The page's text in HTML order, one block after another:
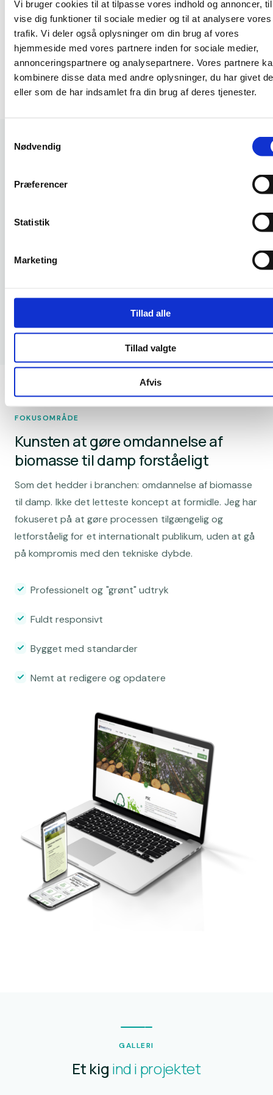
Vi bruger cookies til at tilpasse vores indhold og annoncer,
vise dig funktioner til sociale medier og til at analysere vores
trafik. Vi deler også oplysninger om din brug af vores
hjemmeside med vores partnere inden for sociale medier,
annonceringspartnere og analysepartnere. Vores partnere
kombinere disse data med andre oplysninger, du har givet
eller som de har indsamlet fra din brug af deres tjenester.
Nødvendig
Præferencer
Statistik
Marketing
Tillad alle
Tillad valgte
Afvis
der er mulighed for det."
JJ
Jeanett Aagaard Jensen
Purchasing Manager · Focus Bio Energy ApS
Læs anmeldelsen på Trustpilot
FØR
FOKUSOMRÅDE
Kunsten at gøre omdannelse af
biomasse til damp forståeligt
Som det hedder i branchen: omdannelse af biomasse
til damp. Ikke det letteste koncept at formidle. Jeg har
fokuseret på at gøre processen tilgængelig og
letforståelig for et internationalt publikum, uden at gå
på kompromis med den tekniske dybde.
Professionelt og "grønt" udtryk
Fuldt responsivt
Bygget med standarder
Nemt at redigere og opdatere
GALLERI
Et kig ind i projektet